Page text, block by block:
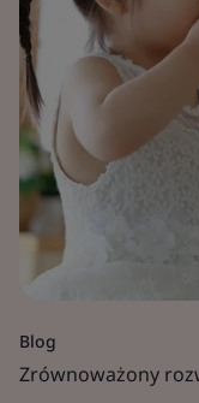
Blog
Zrównoważony